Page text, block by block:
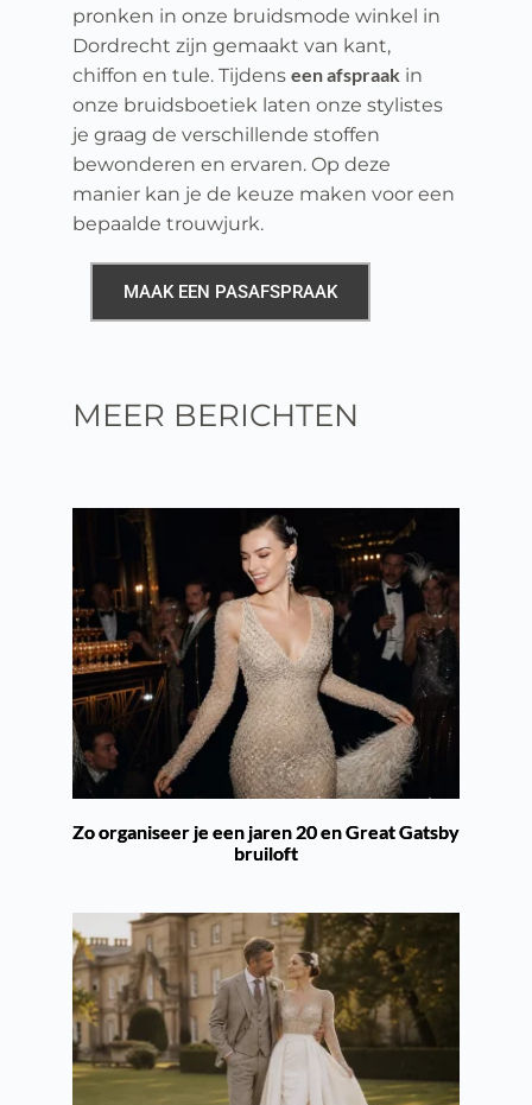
pronken in onze bruidsmode winkel in
Dordrecht zijn gemaakt van kant,
chiffon en tule. Tijdens een afspraak in
onze bruidsboetiek laten onze stylistes
je graag de verschillende stoffen
bewonderen en ervaren. Op deze
manier kan je de keuze maken voor een
bepaalde trouwjurk.
MAAK EEN PASAFSPRAAK
MEER BERICHTEN
Zo organiseer je een jaren 20 en Great Gatsby
bruiloft